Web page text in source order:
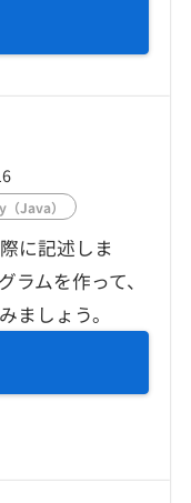
Java）
に記述しま
ムを作って、
ましょう。